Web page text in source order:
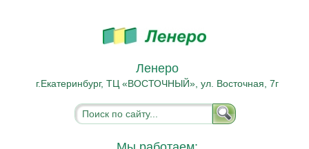
Ленеро
г.Екатеринбург, ТЦ «ВОСТОЧНЫЙ», ул. Восточная, 7г